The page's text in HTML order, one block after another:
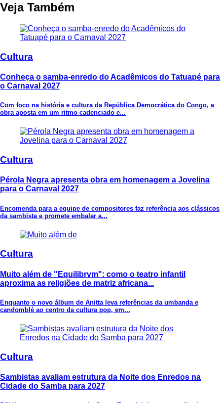
Veja Também
Cultura
Conheça o samba-enredo do Acadêmicos do Tatuapé para
o Carnaval 2027
Com foco na história e cultura da República Democrática do Congo, a
obra aposta em um ritmo cadenciado e...
Cultura
Pérola Negra apresenta obra em homenagem a Jovelina
para o Carnaval 2027
Encomenda para a equipe de compositores faz referência aos clássicos
da sambista e promete embalar a...
Cultura
Muito além de "Equilibrvm": como o teatro infantil
aproxima as religiões de matriz africana...
Enquanto o novo álbum de Anitta leva referências da umbanda e
candomblé ao centro da cultura pop, em...
Cultura
Sambistas avaliam estrutura da Noite dos Enredos na
Cidade do Samba para 2027